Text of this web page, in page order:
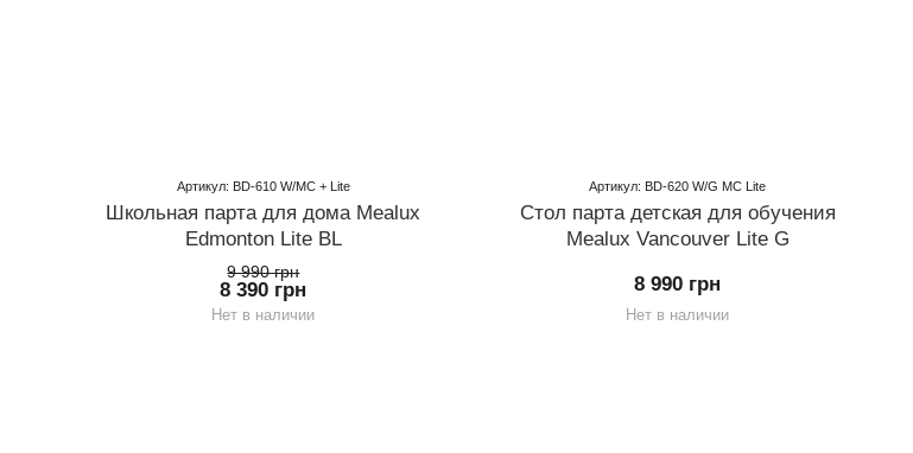
Артикул: BD-610 W/MC + Lite
Школьная парта для дома Mealux
Edmonton Lite BL
9 990 грн
8 390 грн
Нет в наличии
Артикул: BD-620 W/G MC Lite
Стол парта детская для обучения
Mealux Vancouver Lite G
8 990 грн
Нет в наличии